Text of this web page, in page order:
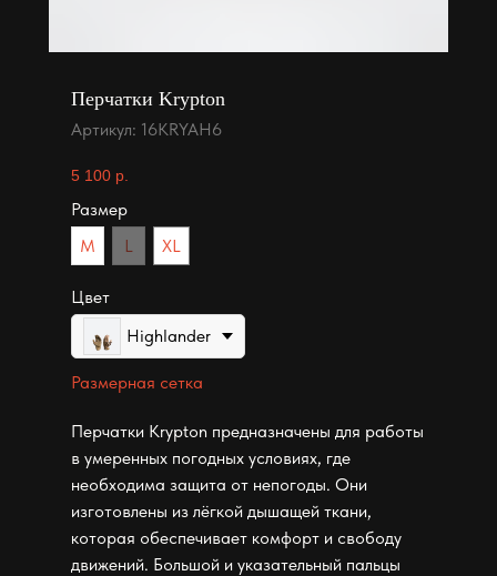
Перчатки Krypton
Артикул: 16KRYAH6
5 100 р.
Размер
M
L XL
Цвет
Highlander
Размерная сетка
Перчатки Krypton предназначены для работы
в умеренных погодных условиях, где
необходима защита от непогоды. Они
изготовлены из лёгкой дышащей ткани,
которая обеспечивает комфорт и свободу
движений. Большой и указательный пальцы